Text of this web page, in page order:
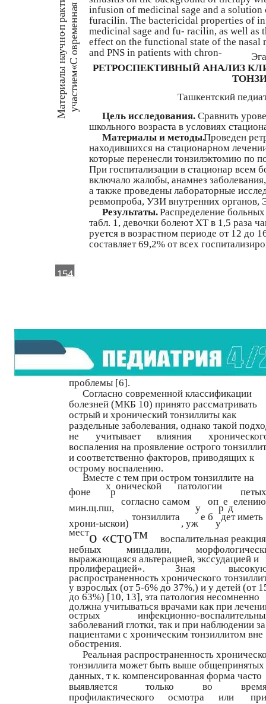
154
РЕТРОСПЕКТИВНЫЙ АНАЛИЗ
Ташкентский
Цель исследования. Сравнить
школьного возраста в условиях
Материалы и методы.Проведен
находившихся на стационарном
которые перенесли тонзилэктомию по
При госпитализации в стационар всем
включало жалобы, анамнез
а также проведены лабораторные
ревмопроба, УЗИ внутренних органов,
Результаты.Распределение
табл. 1, девочки болеют ХТ в 1,5 раза
руется в возрастном периоде от 12 до
составляет 69,2% от всех
Ма
тери
алы н
ауч
но
-п
ра
кти
уч
ас
ти
ем
«С
овре
м
ен
на
infusion of medicinal sage and a solution
furacilin. The bactericidal properties of
medicinal sage and fu- racilin, as well as
effect on the functional state of the nasal
and PNS in patients with chron-
проблемы [6].
Согласно современной классификации
болезней (МКБ 10) принято рассматривать
острый и хронический тонзиллиты как
раздельные заболевания, однако такой
не
учитывает влияния
воспаления на проявление острого
и соответственно факторов, приводящих к
острому воспалению.
Вместе с тем при остром тонзиллите на
фоне
х
р
онической патологии
петых
мин.щ.пш,
согласно самом
у
оп
р
е
д
елению
хрони-ыскои)
тонзиллита
, уж
е б
у
дет иметь
место «сто™
воспалительная реакция
небных
миндалин,
выражающаяся альтерацией, экссудацией и
пролиферацией».
Зная
распространенность хронического
у взрослых (от 5-6% до 37%,) и у детей (от
до 63%) [10, 13], эта патология несомненно
должна учитываться врачами как при
острых
инфекционно-
заболеваний глотки, так и при наблюдении за
пациентами с хроническим тонзиллитом вне
обострения.
Реальная распространенность
тонзиллита может быть выше общепринятых
данных, т к. компенсированная форма часто
выявляется
только во
профилактического
осмотра или при